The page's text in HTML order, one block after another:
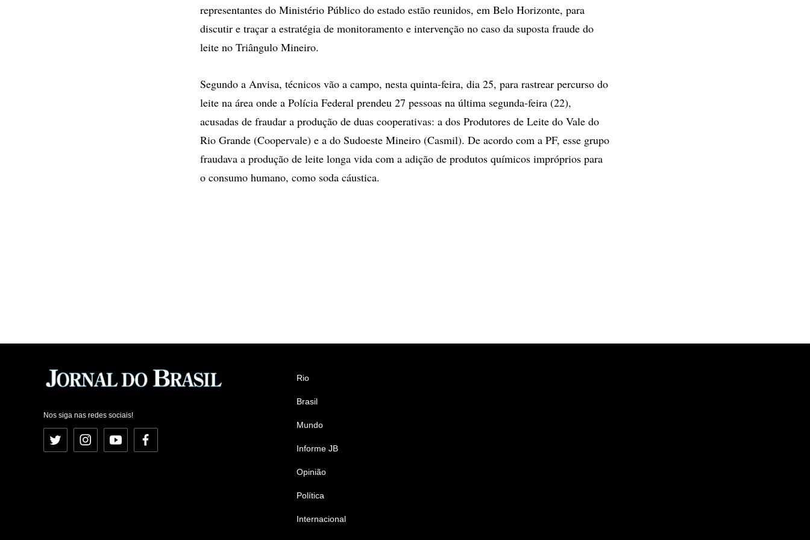
representantes do Ministério Público do estado estão reunidos, em Belo Horizonte, para
discutir e traçar a estratégia de monitoramento e intervenção no caso da suposta fraude do
leite no Triângulo Mineiro.
Segundo a Anvisa, técnicos vão a campo, nesta quinta-feira, dia 25, para rastrear percurso do
leite na área onde a Polícia Federal prendeu 27 pessoas na última segunda-feira (22),
acusadas de fraudar a produção de duas cooperativas: a dos Produtores de Leite do Vale do
Rio Grande (Coopervale) e a do Sudoeste Mineiro (Casmil). De acordo com a PF, esse grupo
fraudava a produção de leite longa vida com a adição de produtos químicos impróprios para
o consumo humano, como soda cáustica.
Nos siga nas redes sociais!
Twitter InstagramYouTubeFacebook
Rio
Brasil
Mundo
Informe JB
Opinião
Política
Internacional